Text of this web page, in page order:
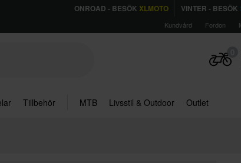
ONROAD - BESÖK XLMOTO VINTER - BESÖK
Kundvård Fordon
Tillbehör MTB Livsstil & Outdoor Outlet